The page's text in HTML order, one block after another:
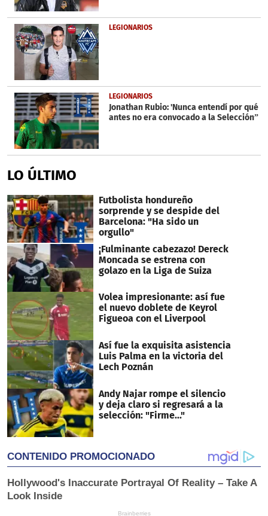
LEGIONARIOS
LEGIONARIOS
Jonathan Rubio: 'Nunca entendí por qué
antes no era convocado a la Selección”
LO ÚLTIMO
Futbolista hondureño
sorprende y se despide del
Barcelona: "Ha sido un
orgullo"
¡Fulminante cabezazo! Dereck
Moncada se estrena con
golazo en la Liga de Suiza
Volea impresionante: así fue
el nuevo doblete de Keyrol
Figueoa con el Liverpool
Así fue la exquisita asistencia
Luis Palma en la victoria del
Lech Poznán
Andy Najar rompe el silencio
y deja claro si regresará a la
selección: "Firme..."